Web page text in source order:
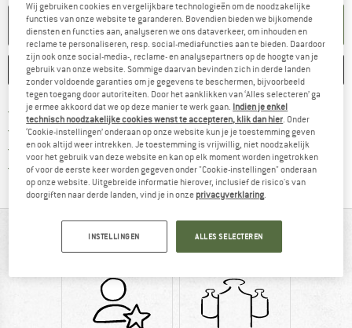
IN DE WINKELMAND
ONTHOUDEN VERGELIJKEN
Gratis verzending vanaf € 69 (NL)Vind hier de
100 dagen bedenktijdVind de betalingsinformatie hier!
> 4.000.000 tevreden klanten
Alle artikelen in voorraad
IN EEN OOGOPSLAG
Wij gebruiken cookies en vergelijkbare technologieën om de noodzakelijke
functies van onze website te garanderen. Bovendien bieden we bijkomende
diensten en functies aan, analyseren we ons dataverkeer, om inhouden en
reclame te personaliseren, resp. social-mediafuncties aan te bieden. Daardoor
zijn ook onze social-media-, reclame- en analysepartners op de hoogte van je
gebruik van onze website. Sommige daarvan bevinden zich in derde landen
zonder voldoende garanties om je gegevens te beschermen, bijvoorbeeld
tegen toegang door autoriteiten. Door het aanklikken van ‘Alles selecteren’ ga
je ermee akkoord dat we op deze manier te werk gaan. Indien je enkel
technisch noodzakelijke cookies wenst te accepteren, klik dan hier. Onder
‘Cookie-instellingen’ onderaan op onze website kun je je toestemming geven
en ook altijd weer intrekken. Je toestemming is vrijwillig, niet noodzakelijk
voor het gebruik van deze website en kan op elk moment worden ingetrokken
of voor de eerste keer worden gegeven onder "Cookie-instellingen" onderaan
op onze website. Uitgebreide informatie hierover, inclusief de risico's van
doorgiften naar derde landen, vind je in onze privacyverklaring.
INSTELLINGEN ALLES SELECTEREN